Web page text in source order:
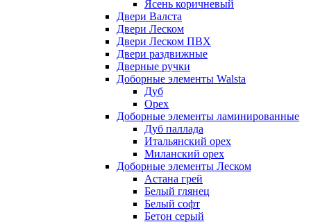
Ясень коричневый
Двери Валста
Двери Леском
Двери Леском ПВХ
Двери раздвижные
Дверные ручки
Доборные элементы Walsta
Дуб
Орех
Доборные элементы ламинированные
Дуб паллада
Итальянский орех
Миланский орех
Доборные элементы Леском
Астана грей
Белый глянец
Белый софт
Бетон серый